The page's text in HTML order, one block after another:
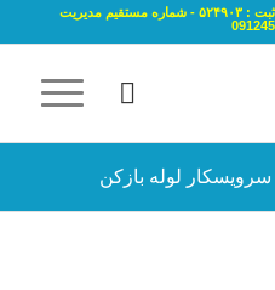
شرکت پگاه تهران پارسه جام با شماره ثبت : ۵۲۴۹۰۳ - شماره مستقیم مدیریت
لوله بازکن